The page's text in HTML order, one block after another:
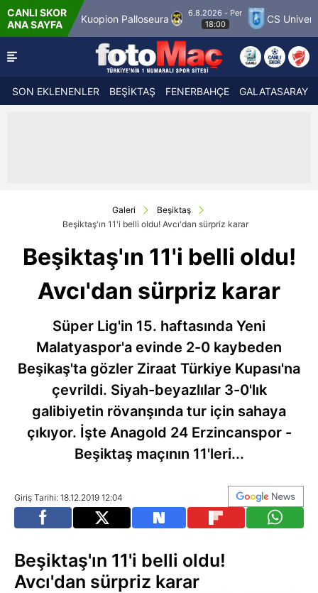
CANLI SKOR
ANA SAYFA
Kuopion Palloseura
6.8.2026 - Per
18:00
CS Universitatea
SON EKLENENLER BEŞİKTAŞ FENERBAHÇE GALATASARAY
Galeri
Beşiktaş
Beşiktaş'ın 11'i belli oldu! Avcı'dan sürpriz karar
Beşiktaş'ın 11'i belli oldu!
Avcı'dan sürpriz karar
Süper Lig'in 15. haftasında Yeni
Malatyaspor'a evinde 2-0 kaybeden
Beşikaş'ta gözler Ziraat Türkiye Kupası'na
çevrildi. Siyah-beyazlılar 3-0'lık
galibiyetin rövanşında tur için sahaya
çıkıyor. İşte Anagold 24 Erzincanspor -
Beşiktaş maçının 11'leri...
Giriş Tarihi: 18.12.2019 12:04
Beşiktaş'ın 11'i belli oldu!
Avcı'dan sürpriz karar